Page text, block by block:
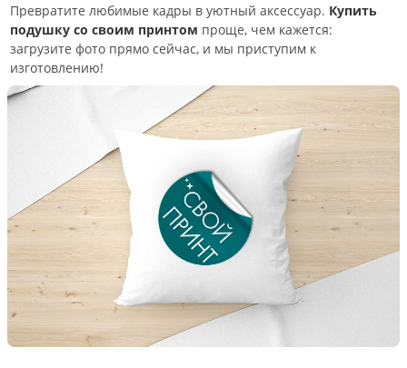
Превратите любимые кадры в уютный аксессуар. Купить
подушку со своим принтом проще, чем кажется:
загрузите фото прямо сейчас, и мы приступим к
изготовлению!